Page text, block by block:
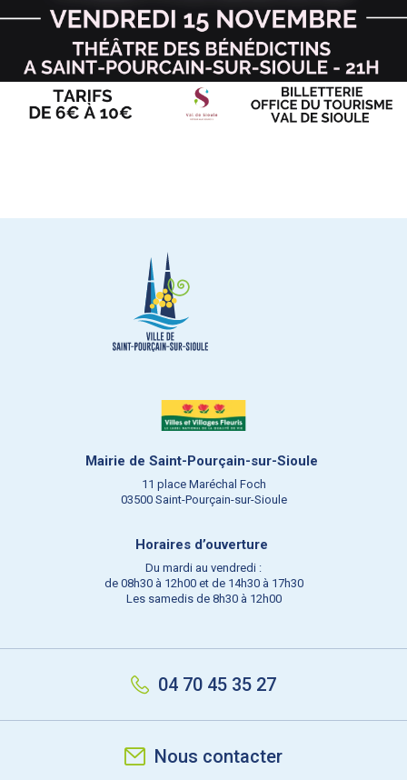
Mairie de Saint-Pourçain-sur-Sioule
11 place Maréchal Foch
03500 Saint-Pourçain-sur-Sioule
Horaires d’ouverture
Du mardi au vendredi :
de 08h30 à 12h00 et de 14h30 à 17h30
Les samedis de 8h30 à 12h00
04 70 45 35 27
Nous contacter